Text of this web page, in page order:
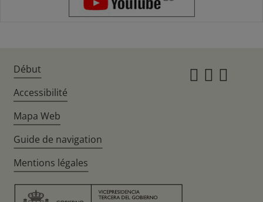
Début
Accessibilité
Mapa Web
Guide de navigation
Mentions légales